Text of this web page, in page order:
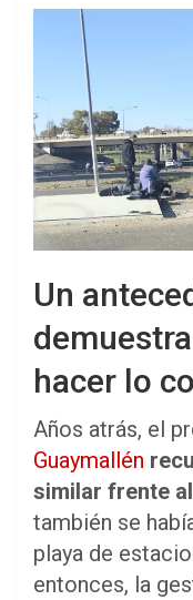
Un
hacer lo
Años atrás, el
Guaymallén
similar frente
también se
playa de
entonces, la